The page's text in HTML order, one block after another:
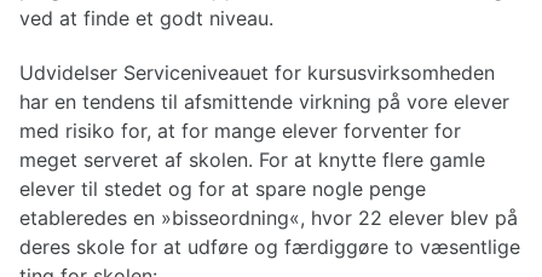
ved at finde et godt niveau.
Udvidelser Serviceniveauet for kursusvirksomheden
har en tendens til afsmittende virkning på vore elever
med risiko for, at for mange elever forventer for
meget serveret af skolen. For at knytte flere gamle
elever til stedet og for at spare nogle penge
etableredes en »bisseordning«, hvor 22 elever blev på
deres skole for at udføre og færdiggøre to væsentlige